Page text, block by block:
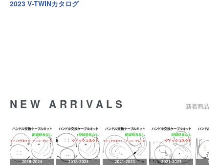
2023 V-TWINカタログ
NEW ARRIVALS 新着商品